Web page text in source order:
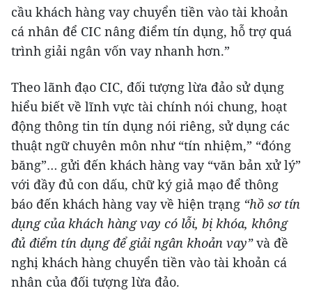
cầu khách hàng vay chuyển tiền vào tài khoản
cá nhân để CIC nâng điểm tín dụng, hỗ trợ quá
trình giải ngân vốn vay nhanh hơn.”
Theo lãnh đạo CIC, đối tượng lừa đảo sử dụng
hiểu biết về lĩnh vực tài chính nói chung, hoạt
động thông tin tín dụng nói riêng, sử dụng các
thuật ngữ chuyên môn như “tín nhiệm,” “đóng
băng”… gửi đến khách hàng vay “văn bản xử lý”
với đầy đủ con dấu, chữ ký giả mạo để thông
báo đến khách hàng vay về hiện trạng “hồ sơ tín
dụng của khách hàng vay có lỗi, bị khóa, không
đủ điểm tín dụng để giải ngân khoản vay”và đề
nghị khách hàng chuyển tiền vào tài khoản cá
nhân của đối tượng lừa đảo.